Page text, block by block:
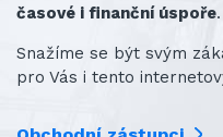
časové i finanční úspoře.
Snažíme se být svým
pro Vás i tento